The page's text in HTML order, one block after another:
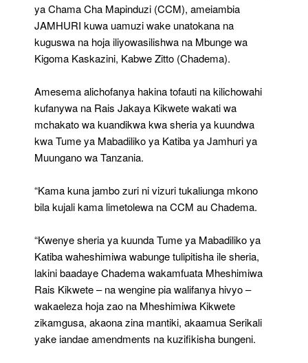
ya Chama Cha Mapinduzi (CCM), ameiambia
JAMHURI kuwa uamuzi wake unatokana na
kuguswa na hoja iliyowasilishwa na Mbunge wa
Kigoma Kaskazini, Kabwe Zitto (Chadema).
Amesema alichofanya hakina tofauti na kilichowahi
kufanywa na Rais Jakaya Kikwete wakati wa
mchakato wa kuandikwa kwa sheria ya kuundwa
kwa Tume ya Mabadiliko ya Katiba ya Jamhuri ya
Muungano wa Tanzania.
“Kama kuna jambo zuri ni vizuri tukaliunga mkono
bila kujali kama limetolewa na CCM au Chadema.
“Kwenye sheria ya kuunda Tume ya Mabadiliko ya
Katiba waheshimiwa wabunge tulipitisha ile sheria,
lakini baadaye Chadema wakamfuata Mheshimiwa
Rais Kikwete – na wengine pia walifanya hivyo –
wakaeleza hoja zao na Mheshimiwa Kikwete
zikamgusa, akaona zina mantiki, akaamua Serikali
yake iandae amendments na kuzifikisha bungeni.